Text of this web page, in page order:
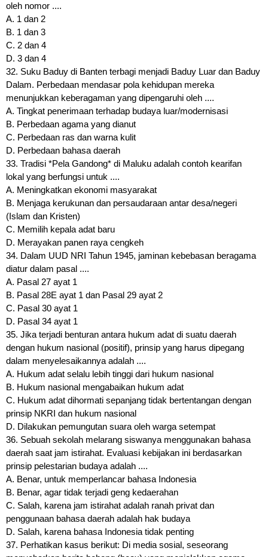
oleh nomor ....
A. 1 dan 2
B. 1 dan 3
C. 2 dan 4
D. 3 dan 4
32. Suku Baduy di Banten terbagi menjadi Baduy Luar dan Baduy
Dalam. Perbedaan mendasar pola kehidupan mereka
menunjukkan keberagaman yang dipengaruhi oleh ....
A. Tingkat penerimaan terhadap budaya luar/modernisasi
B. Perbedaan agama yang dianut
C. Perbedaan ras dan warna kulit
D. Perbedaan bahasa daerah
33. Tradisi *Pela Gandong* di Maluku adalah contoh kearifan
lokal yang berfungsi untuk ....
A. Meningkatkan ekonomi masyarakat
B. Menjaga kerukunan dan persaudaraan antar desa/negeri
(Islam dan Kristen)
C. Memilih kepala adat baru
D. Merayakan panen raya cengkeh
34. Dalam UUD NRI Tahun 1945, jaminan kebebasan beragama
diatur dalam pasal ....
A. Pasal 27 ayat 1
B. Pasal 28E ayat 1 dan Pasal 29 ayat 2
C. Pasal 30 ayat 1
D. Pasal 34 ayat 1
35. Jika terjadi benturan antara hukum adat di suatu daerah
dengan hukum nasional (positif), prinsip yang harus dipegang
dalam menyelesaikannya adalah ....
A. Hukum adat selalu lebih tinggi dari hukum nasional
B. Hukum nasional mengabaikan hukum adat
C. Hukum adat dihormati sepanjang tidak bertentangan dengan
prinsip NKRI dan hukum nasional
D. Dilakukan pemungutan suara oleh warga setempat
36. Sebuah sekolah melarang siswanya menggunakan bahasa
daerah saat jam istirahat. Evaluasi kebijakan ini berdasarkan
prinsip pelestarian budaya adalah ....
A. Benar, untuk memperlancar bahasa Indonesia
B. Benar, agar tidak terjadi geng kedaerahan
C. Salah, karena jam istirahat adalah ranah privat dan
penggunaan bahasa daerah adalah hak budaya
D. Salah, karena bahasa Indonesia tidak penting
37. Perhatikan kasus berikut: Di media sosial, seseorang